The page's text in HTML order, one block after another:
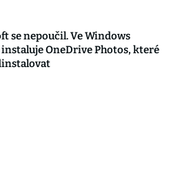
se nepoučil. Ve Windows
OneDrive Photos, které